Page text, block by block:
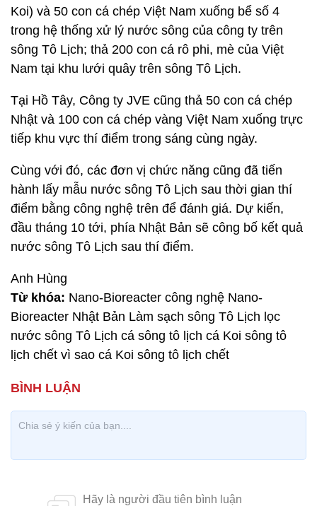
Koi) và 50 con cá chép Việt Nam xuống bể số 4
trong hệ thống xử lý nước sông của công ty trên
sông Tô Lịch; thả 200 con cá rô phi, mè của Việt
Nam tại khu lưới quây trên sông Tô Lịch.
Tại Hồ Tây, Công ty JVE cũng thả 50 con cá chép
Nhật và 100 con cá chép vàng Việt Nam xuống trực
tiếp khu vực thí điểm trong sáng cùng ngày.
Cùng với đó, các đơn vị chức năng cũng đã tiến
hành lấy mẫu nước sông Tô Lịch sau thời gian thí
điểm bằng công nghệ trên để đánh giá. Dự kiến,
đầu tháng 10 tới, phía Nhật Bản sẽ công bố kết quả
nước sông Tô Lịch sau thí điểm.
Anh Hùng
Từ khóa: Nano-Bioreacter công nghệ Nano-
Bioreacter Nhật Bản Làm sạch sông Tô Lịch lọc
nước sông Tô Lịch cá sông tô lịch cá Koi sông tô
lịch chết vì sao cá Koi sông tô lịch chết